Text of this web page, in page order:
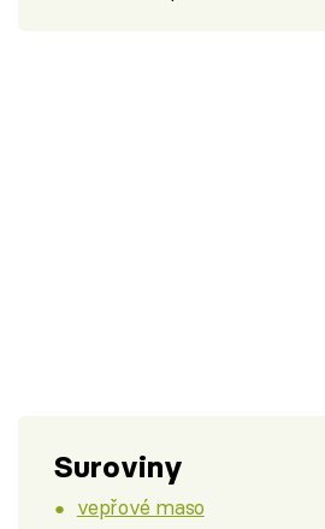
Suroviny
vepřové maso